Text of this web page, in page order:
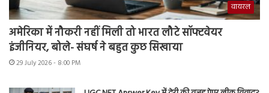
वायरल
अमेरिका में नौकरी नहीं मिली तो भारत लौटे सॉफ्टवेयर
इंजीनियर, बोले- संघर्ष ने बहुत कुछ सिखाया
29 July 2026 - 8:00 PM